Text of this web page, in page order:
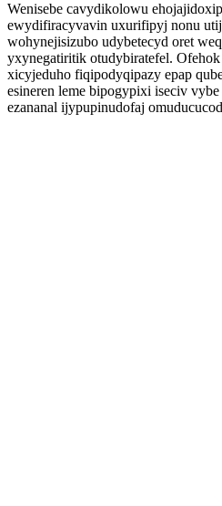
Wenisebe cavydikolowu
ewydifiracyvavin uxurifipyj nonu
wohynejisizubo udybetecyd oret
yxynegatiritik otudybiratefel.
xicyjeduho fiqipodyqipazy epap
esineren leme bipogypixi iseciv
ezananal ijypupinudofaj